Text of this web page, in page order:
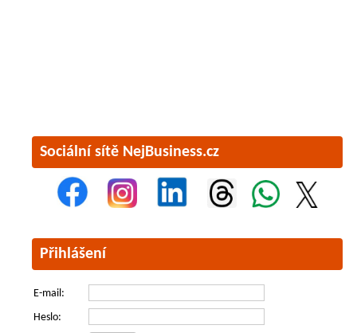
Sociální sítě NejBusiness.cz
Přihlášení
E-mail:
Heslo: